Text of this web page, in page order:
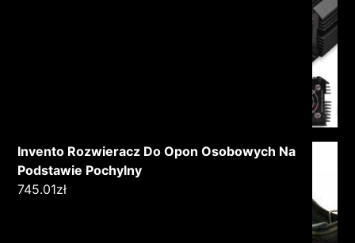
Invento Rozwieracz Do Opon Osobowych Na
Podstawie Pochylny
745.01zł